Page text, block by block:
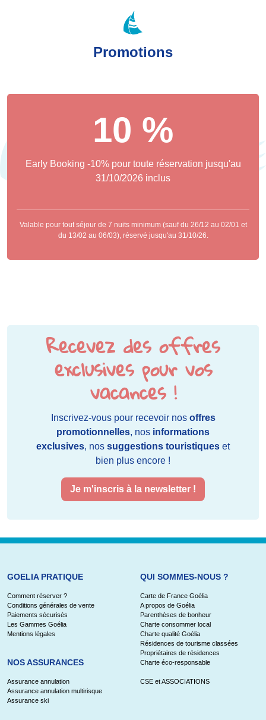
Promotions
10 %
Early Booking -10% pour toute réservation jusqu'au
31/10/2026 inclus
Valable pour tout séjour de 7 nuits minimum (sauf du 26/12 au 02/01 et
du 13/02 au 06/03), réservé jusqu'au 31/10/26.
Recevez des offres
exclusives pour vos
vacances !
Inscrivez-vous pour recevoir nos offres
promotionnelles, nos informations
exclusives, nos suggestions touristiques et
bien plus encore !
Je m'inscris à la newsletter !
GOELIA PRATIQUE
Comment réserver ?
Conditions générales de vente
Paiements sécurisés
Les Gammes Goélia
Mentions légales
NOS ASSURANCES
Assurance annulation
Assurance annulation multirisque
Assurance ski
QUI SOMMES-NOUS ?
Carte de France Goélia
A propos de Goélia
Parenthèses de bonheur
Charte consommer local
Charte qualité Goélia
Résidences de tourisme classées
Propriétaires de résidences
Charte éco-responsable
CSE et ASSOCIATIONS